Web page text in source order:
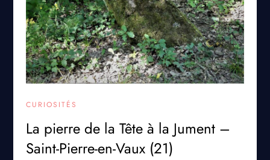
CURIOSITÉS
La pierre de la Tête à la Jument –
Saint-Pierre-en-Vaux (21)